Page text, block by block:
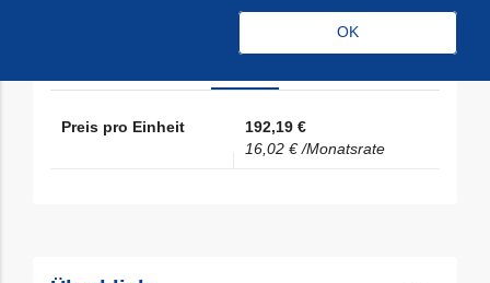
expand_less
Preis pro Einheit
192,19 €
16,02 €/Monatsrate
OK